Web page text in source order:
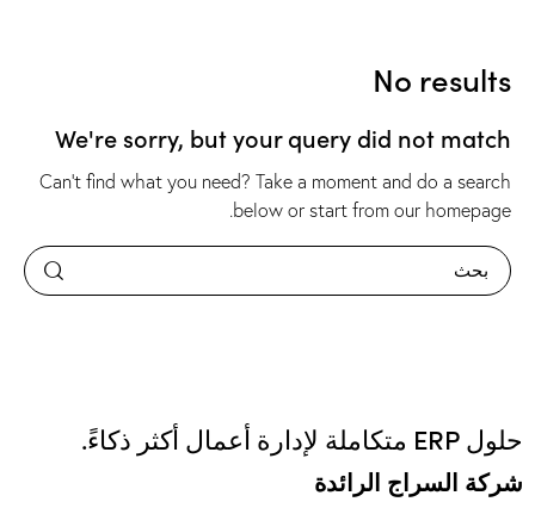
No results
We're sorry, but your query did not match
Can't find what you need? Take a moment and do a search
below or start from our homepage
.
حلول ERP متكاملة لإدارة أعمال أكثر ذكاءً.
شركة السراج الرائدة